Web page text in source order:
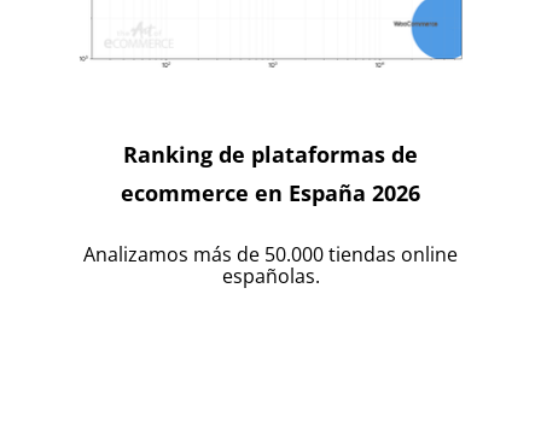
Ranking de plataformas de
ecommerce en España 2026
Analizamos más de 50.000 tiendas online
españolas.